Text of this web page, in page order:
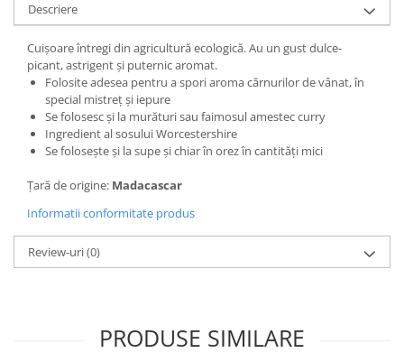
Descriere
Cuișoare întregi din agricultură ecologică. Au un gust dulce-
picant, astrigent și puternic aromat.
Folosite adesea pentru a spori aroma cărnurilor de vânat, în
special mistreţ şi iepure
Se folosesc şi la murături sau faimosul amestec curry
Ingredient al sosului Worcestershire
Se foloseşte şi la supe şi chiar în orez în cantităţi mici
Țară de origine: Madacascar
Informatii conformitate produs
Review-uri(0)
PRODUSE SIMILARE